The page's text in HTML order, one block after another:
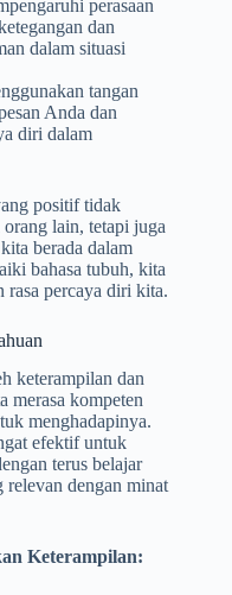
perasaan
dan
dalam situasi
tangan
Anda dan
diri dalam
positif tidak
lain, tetapi juga
berada dalam
bahasa tubuh, kita
rasa percaya diri kita.
keterampilan dan
merasa kompeten
menghadapinya.
efektif untuk
terus belajar
relevan dengan minat
Keterampilan: